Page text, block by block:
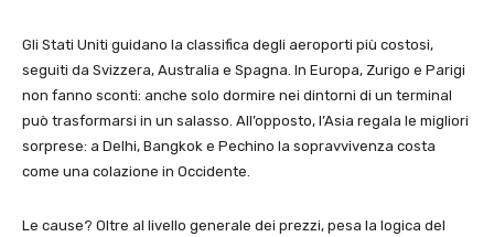
Gli Stati Uniti guidano la classifica degli aeroporti più costosi,
seguiti da Svizzera, Australia e Spagna. In Europa, Zurigo e Parigi
non fanno sconti: anche solo dormire nei dintorni di un terminal
può trasformarsi in un salasso. All’opposto, l’Asia regala le migliori
sorprese: a Delhi, Bangkok e Pechino la sopravvivenza costa
come una colazione in Occidente.
Le cause? Oltre al livello generale dei prezzi, pesa la logica del